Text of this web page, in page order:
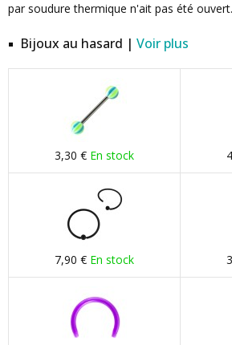
par soudure thermique n'ait pas été ouvert.
Bijoux au hasard | Voir plus
3,30 € En stock
7,90 € En stock